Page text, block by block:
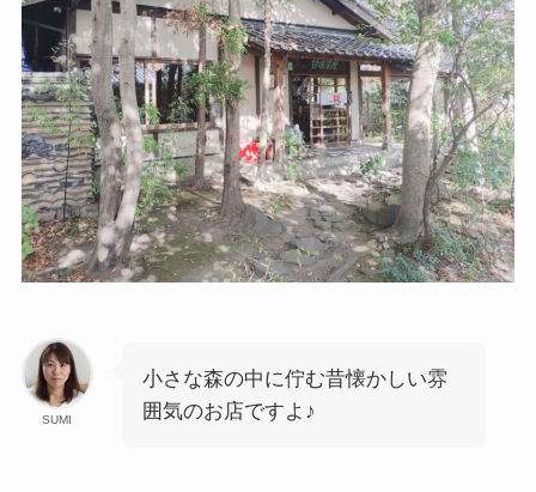
SUMI
小さな森の中に佇む昔懐かしい雰
囲気のお店ですよ♪